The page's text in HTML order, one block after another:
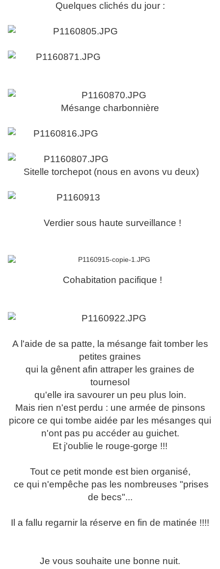
Quelques clichés du jour :
Mésange charbonnière
Sitelle torchepot (nous en avons vu deux)
Verdier sous haute surveillance !
Cohabitation pacifique !
A l'aide de sa patte, la mésange fait tomber les
petites graines
qui la gênent afin attraper les graines de
tournesol
qu'elle ira savourer un peu plus loin.
Mais rien n'est perdu : une armée de pinsons
picore ce qui tombe aidée par les mésanges qui
n'ont pas pu accéder au guichet.
Et j'oublie le rouge-gorge !!!
Tout ce petit monde est bien organisé,
ce qui n'empêche pas les nombreuses "prises
de becs"...
Il a fallu regarnir la réserve en fin de matinée !!!!
Je vous souhaite une bonne nuit.